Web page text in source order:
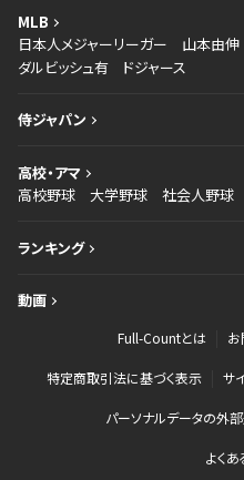
MLB
日本人メジャーリーガー
山本由伸
ダルビッシュ有
ドジャース
侍ジャパン
高校・アマ
高校野球
大学野球 社会人野球
ランキング
動画
Full-Countとは
特定商取引法に基づく表示 サ
パーソナルデータの外
よく